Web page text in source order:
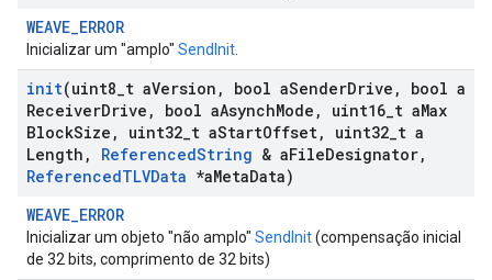
WEAVE_ERROR
Inicializar um "amplo" SendInit
init(uint8 t aVersion , bool aSenderDrive ,
bool a
ReceiverDrive , bool aAsynchMode , uint16 t aMax
BlockSize , uint32 t aStartOffset, uint32 t a
Length , ReferencedString & aFileDesignator,
ReferencedTLVData *aMetaData)
WEAVE_ERROR
Inicializar um objeto "não amplo" SendInit(compensação inicial
de 32 bits, comprimento de 32 bits)